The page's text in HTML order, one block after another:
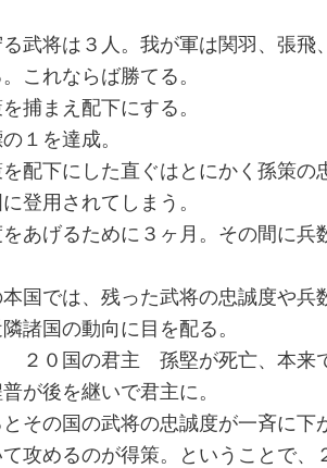
武将は３人。我が軍は関羽、張飛
これならば勝てる。
捕まえ配下にする。
１を達成。
配下にした直ぐはとにかく孫策の
登用されてしまう。
あげるために３ヶ月。その間に兵
国では、残った武将の忠誠度や兵
諸国の動向に目を配る。
２０国の君主 孫堅が死亡、本来
が後を継いで君主に。
その国の武将の忠誠度が一斉に下
攻めるのが得策。ということで、